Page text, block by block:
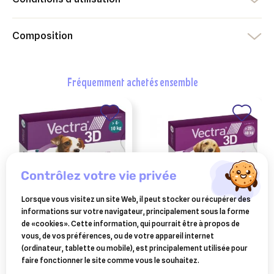
Composition
fréquemment achetés ensemble
CEVA SANTE ANIMALE
vectra 3d pipettes chien 4
à 10 kg 3 pipettes
18,20 €
CEVA SANTE ANIMALE
vectra 3d pipettes chien
25 à 40 kg 3 pipettes
25,80 €
contrôlez votre vie privée
Lorsque vous visitez un site Web, il peut stocker ou récupérer des
informations sur votre navigateur, principalement sous la forme
de «cookies». Cette information, qui pourrait être à propos de
vous, de vos préférences, ou de votre appareil internet
(ordinateur, tablette ou mobile), est principalement utilisée pour
faire fonctionner le site comme vous le souhaitez.